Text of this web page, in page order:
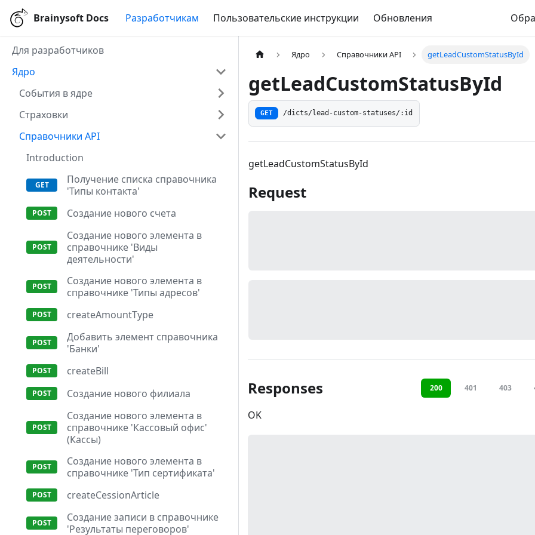
Brainysoft Docs Разработчикам Пользовательские инструкции Обновления
Для разработчиков
Ядро
События в ядре
Страховки
Справочники API
Introduction
Получение списка справочника
'Типы контакта'
Создание нового счета
Создание нового элемента в
справочнике 'Виды
деятельности'
Создание нового элемента в
справочнике 'Типы адресов'
createAmountType
Добавить элемент справочника
'Банки'
createBill
Создание нового филиала
Создание нового элемента в
справочнике 'Кассовый офис'
(Кассы)
Создание нового элемента в
справочнике 'Тип сертификата'
createCessionArticle
Создание записи в справочнике
'Результаты переговоров'
Ядро Справочники API getLeadCustomStatusById
getLeadCustomStatusById
GET /dicts/lead-custom-statuses/:id
getLeadCustomStatusById
Request
Responses 200 401 403
OK